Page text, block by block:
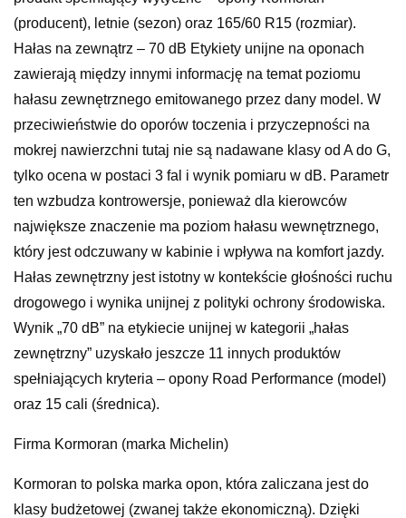
(producent), letnie (sezon) oraz 165/60 R15 (rozmiar).
Hałas na zewnątrz – 70 dB Etykiety unijne na oponach
zawierają między innymi informację na temat poziomu
hałasu zewnętrznego emitowanego przez dany model. W
przeciwieństwie do oporów toczenia i przyczepności na
mokrej nawierzchni tutaj nie są nadawane klasy od A do G,
tylko ocena w postaci 3 fal i wynik pomiaru w dB. Parametr
ten wzbudza kontrowersje, ponieważ dla kierowców
największe znaczenie ma poziom hałasu wewnętrznego,
który jest odczuwany w kabinie i wpływa na komfort jazdy.
Hałas zewnętrzny jest istotny w kontekście głośności ruchu
drogowego i wynika unijnej z polityki ochrony środowiska.
Wynik „70 dB” na etykiecie unijnej w kategorii „hałas
zewnętrzny” uzyskało jeszcze 11 innych produktów
spełniających kryteria – opony Road Performance (model)
oraz 15 cali (średnica).
Firma Kormoran (marka Michelin)
Kormoran to polska marka opon, która zaliczana jest do
klasy budżetowej (zwanej także ekonomiczną). Dzięki